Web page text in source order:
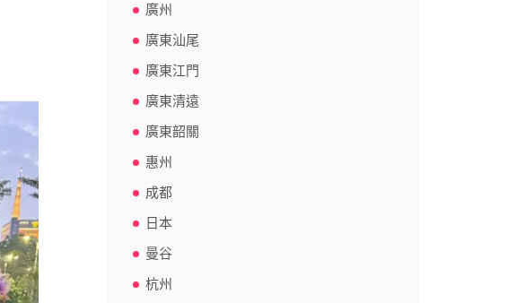
廣州
廣東汕尾
廣東江門
廣東清遠
廣東韶關
惠州
成都
日本
曼谷
杭州